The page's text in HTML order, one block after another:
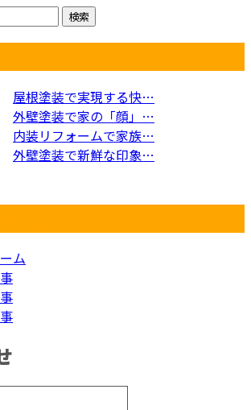
屋根塗装で実現する快…
外壁塗装で家の「顔」…
内装リフォームで家族…
外壁塗装で新鮮な印象…
ム